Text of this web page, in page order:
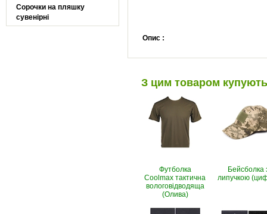
Сорочки на пляшку
сувенірні
Опис :
З цим товаром купують
Футболка
Coolmax тактична
вологовiдводяща
(Олива)
Бейсболка
липучкою